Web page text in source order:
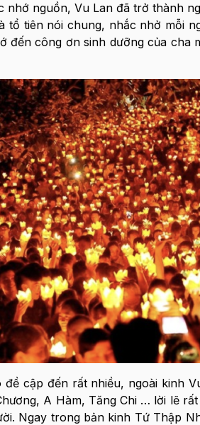
nguồn, Vu Lan đã trở thành
tổ tiên nói chung, nhắc nhở mỗi
đến công ơn sinh dưỡng của cha
đề cập đến rất nhiều, ngoài kinh
A Hàm, Tăng Chi … lời lẽ
Ngay trong bản kinh Tứ Thập